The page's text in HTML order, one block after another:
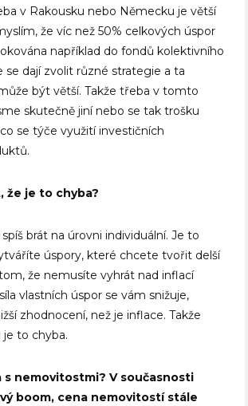
v Rakousku nebo Německu je větší
že víc než 50% celkových úspor
například do fondů kolektivního
se dají zvolit různé strategie a ta
být větší. Takže třeba v tomto
skutečně jiní nebo se tak trošku
se týče využití investičních
že je to chyba?
brát na úrovni individuální. Je to
úspory, které chcete tvořit delší
že nemusíte vyhrát nad inflací
vlastních úspor se vám snižuje,
zhodnocení, než je inflace. Takže
to chyba.
s nemovitostmi? V současnosti
boom, cena nemovitostí stále